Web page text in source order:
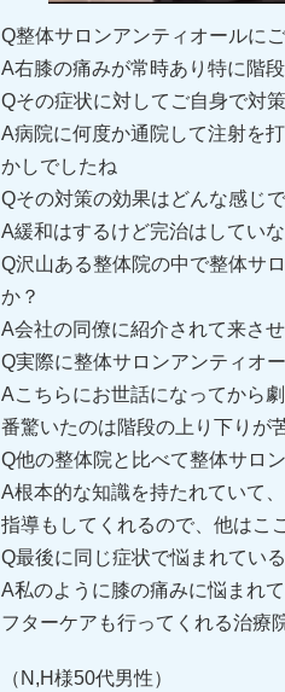
Q整体サロンアンティオールに
A右膝の痛みが常時あり特に階
Qその症状に対してご自身で対
A病院に何度か通院して注射を
かしでしたね
Qその対策の効果はどんな感じ
A緩和はするけど完治はしてい
Q沢山ある整体院の中で整体サ
か？
A会社の同僚に紹介されて来さ
Q実際に整体サロンアンティオ
Aこちらにお世話になってから
番驚いたのは階段の上り下りが
Q他の整体院と比べて整体サロ
A根本的な知識を持たれていて
指導もしてくれるので、他はこ
Q最後に同じ症状で悩まれてい
A私のように膝の痛みに悩まれ
フターケアも行ってくれる治療
（N,H様50代男性）